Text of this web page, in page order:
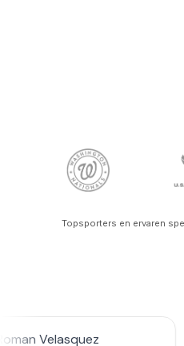
Topsporters en ervaren